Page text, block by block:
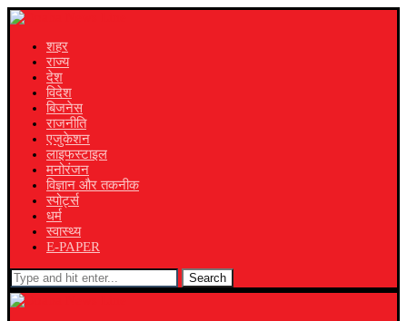
शहर
राज्य
देश
विदेश
बिजनेस
राजनीति
एजुकेशन
लाइफस्टाइल
मनोरंजन
विज्ञान और तकनीक
स्पोर्ट्स
धर्म
स्वास्थ्य
E-PAPER
Search